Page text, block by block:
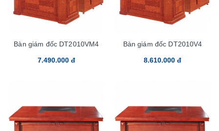
Bàn giám đốc DT2010VM4
7.490.000 đ
Bàn giám đốc DT2010V4
8.610.000 đ